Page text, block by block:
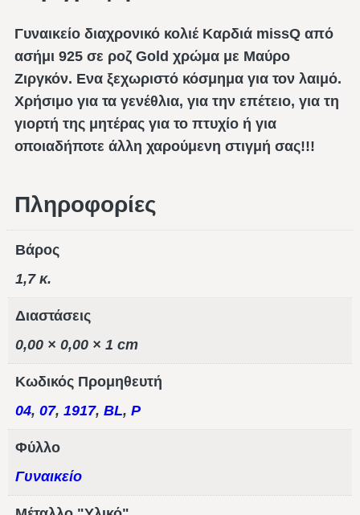
Γυναικείο διαχρονικό κολιέ Καρδιά missQ από
ασήμι 925 σε ροζ Gold χρώμα με Μαύρο
Ζιργκόν. Ενα ξεχωριστό κόσμημα για τον λαιμό.
Χρήσιμο για τα γενέθλια, για την επέτειο, για τη
γιορτή της μητέρας για το πτυχίο ή για
οποιαδήποτε άλλη χαρούμενη στιγμή σας!!!
Πληροφορίες
Βάρος
1,7 κ.
Διαστάσεις
0,00 × 0,00 × 1 cm
Κωδικός Προμηθευτή
04, 07, 1917, BL, P
Φύλλο
Γυναικείο